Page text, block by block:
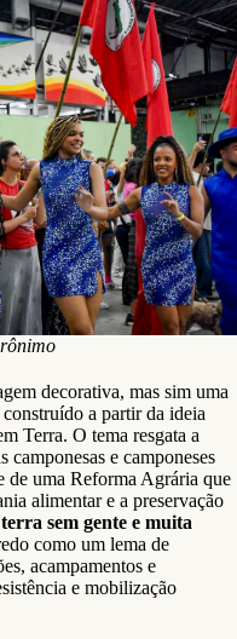
decorativa, mas sim uma
a partir da ideia
Terra. O tema resgata a
camponesas e camponeses
de uma Reforma Agrária que
alimentar e a preservação
sem gente e muita
como um lema de
acampamentos e
e mobilização